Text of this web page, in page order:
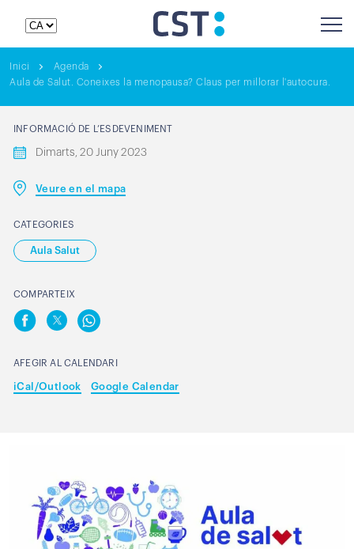
Inici
Agenda
Aula de Salut. Coneixes la menopausa? Claus per millorar l'autocura.
INFORMACIÓ DE L’ESDEVENIMENT
Dimarts, 20 Juny 2023
Veure en el mapa
CATEGORIES
Aula Salut
COMPARTEIX
AFEGIR AL CALENDARI
iCal/Outlook Google Calendar